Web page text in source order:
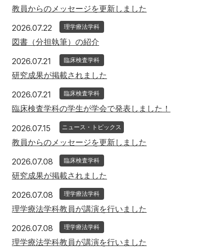
教員からのメッセージを更新しました
2026.07.22 2026年7月22日
理学療法学科
図書（分担執筆）の紹介
2026.07.21 2026年7月21日
臨床検査学科
研究成果が掲載されました
2026.07.21 2026年7月21日
臨床検査学科
臨床検査学科の学生が学会で発表しました！
2026.07.15 2026年7月15日
ニュース・トピックス
教員からのメッセージを更新しました
2026.07.08 2026年7月8日
臨床検査学科
研究成果が掲載されました
2026.07.08 2026年7月8日
理学療法学科
理学療法学科教員が講演を行いました
2026.07.08 2026年7月8日
理学療法学科
理学療法学科教員が講演を行いました